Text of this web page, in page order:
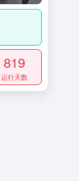
819
运行天数